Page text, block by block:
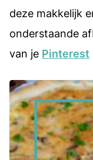
deze makkelijk
onderstaande
van je Pinterest